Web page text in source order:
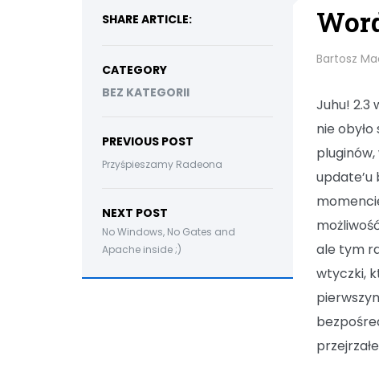
SHARE ARTICLE:
CATEGORY
BEZ KATEGORII
PREVIOUS POST
Przyśpieszamy Radeona
NEXT POST
No Windows, No Gates and
Apache inside ;)
Bartosz
Juhu! 2.3
nie
update’u
ale tym
wtyczki,